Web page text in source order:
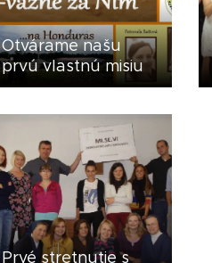
Otvárame našu
prvú vlastnú misiu
Prvé stretnutie s